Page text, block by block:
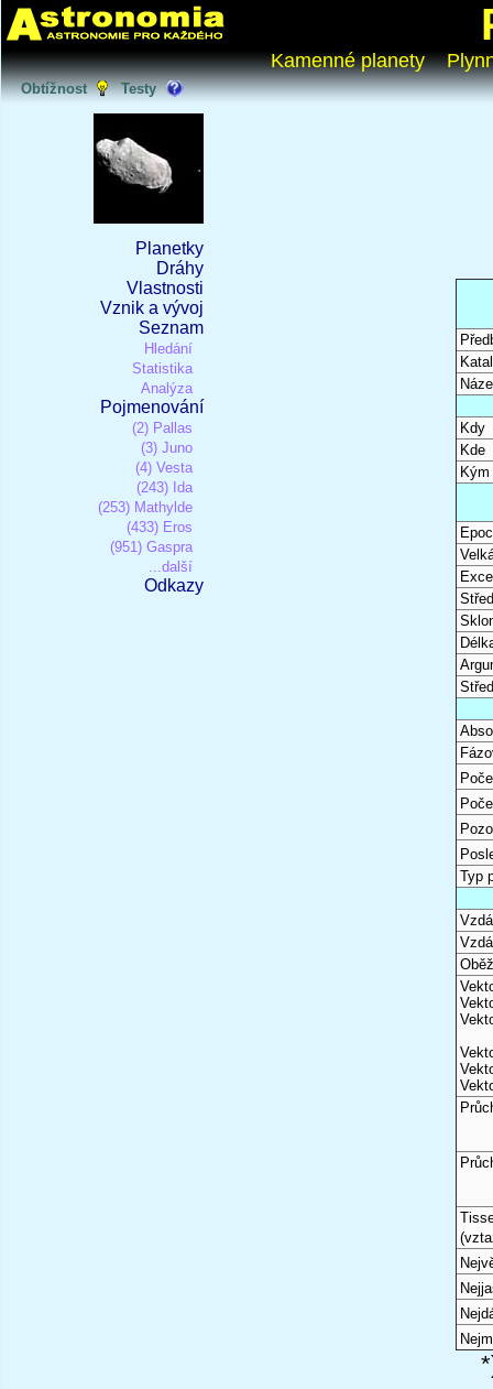
Kamenné planety
Obtížnost Testy
Planetky
Dráhy
Vlastnosti
Vznik a vývoj
Seznam
Hledání
Statistika
Analýza
Pojmenování
(2) Pallas
(3) Juno
(4) Vesta
(243) Ida
(253) Mathylde
(433) Eros
(951) Gaspra
...další
Odkazy
Kdy
Kde
Kým
Typ